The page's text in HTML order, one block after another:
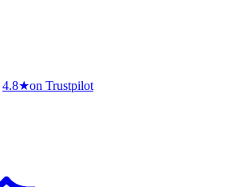
4.8★on Trustpilot